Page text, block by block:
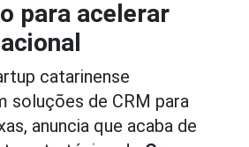
para acelerar
catarinense
soluções de CRM para
anuncia que acaba de